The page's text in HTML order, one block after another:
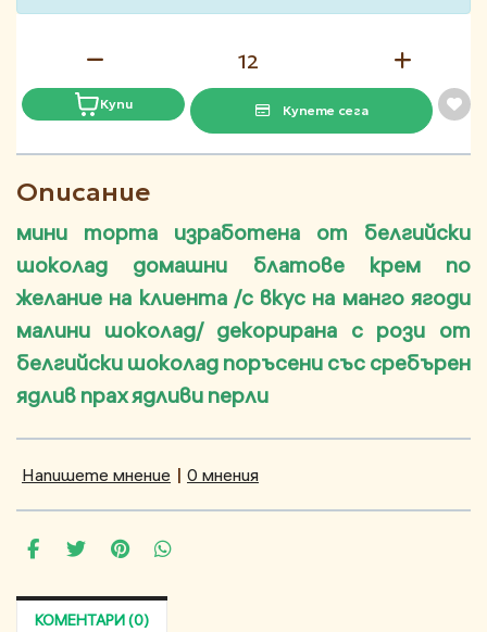
Купи Купете сега
Описание
мини торта изработена от белгийски
шоколад домашни блатове крем по
желание на клиента /с вкус на манго ягоди
малини шоколад/ декорирана с рози от
белгийски шоколад поръсени със сребърен
ядлив прах ядливи перли
Напишете мнение | 0 мнения
КОМЕНТАРИ (0)